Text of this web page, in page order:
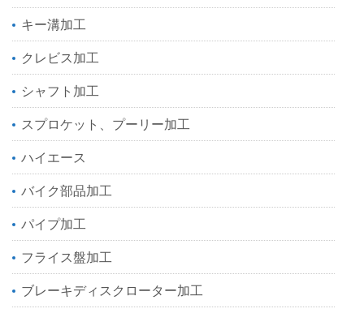
キー溝加工
クレビス加工
シャフト加工
スプロケット、プーリー加工
ハイエース
バイク部品加工
パイプ加工
フライス盤加工
ブレーキディスクローター加工